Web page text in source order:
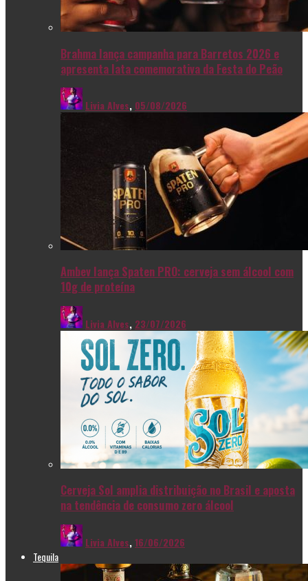
Brahma lança campanha para Barretos 2026 e
apresenta lata comemorativa da Festa do Peão
Livia Alves, 05/08/2026
Ambev lança Spaten PRO: cerveja sem álcool com
10g de proteína
Livia Alves, 23/07/2026
Cerveja Sol amplia distribuição no Brasil e aposta
na tendência de consumo zero álcool
Livia Alves,16/06/2026
Tequila